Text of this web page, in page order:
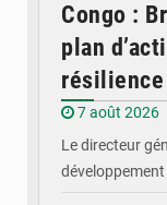
Congo :
plan
7 août 2026
Le directeur